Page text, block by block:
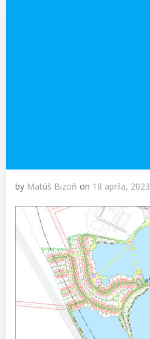
by Matúš Bizoň on 18 apríla, 2023